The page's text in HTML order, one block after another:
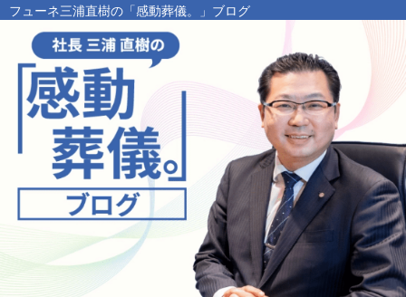
フューネ三浦直樹の「感動葬儀。」ブログ